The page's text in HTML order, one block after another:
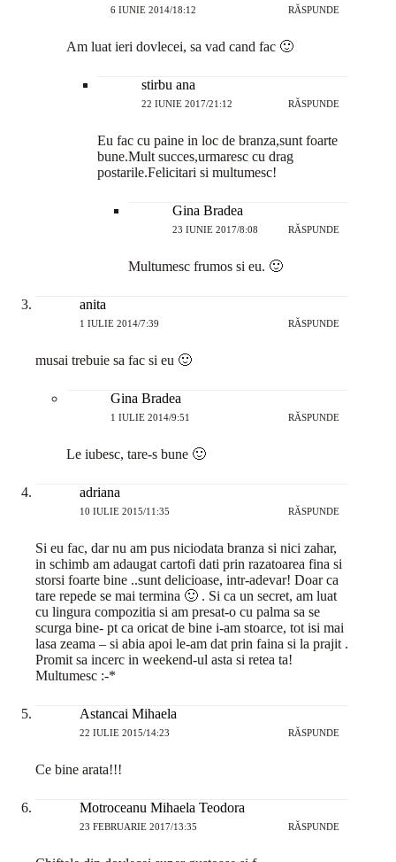
6 IUNIE 2014/18:12 RĂSPUNDE
Am luat ieri dovlecei, sa vad cand fac 🙂
stirbu ana
22 IUNIE 2017/21:12 RĂSPUNDE
Eu fac cu paine in loc de branza,sunt foarte
bune.Mult succes,urmaresc cu drag
postarile.Felicitari si multumesc!
Gina Bradea
23 IUNIE 2017/8:08 RĂSPUNDE
Multumesc frumos si eu. 🙂
anita
1 IULIE 2014/7:39 RĂSPUNDE
musai trebuie sa fac si eu 🙂
Gina Bradea
1 IULIE 2014/9:51 RĂSPUNDE
Le iubesc, tare-s bune 🙂
adriana
10 IULIE 2015/11:35 RĂSPUNDE
Si eu fac, dar nu am pus niciodata branza si nici zahar,
in schimb am adaugat cartofi dati prin razatoarea fina si
storsi foarte bine ..sunt delicioase, intr-adevar! Doar ca
tare repede se mai termina 🙂 . Si ca un secret, am luat
cu lingura compozitia si am presat-o cu palma sa se
scurga bine- pt ca oricat de bine i-am stoarce, tot isi mai
lasa zeama – si abia apoi le-am dat prin faina si la prajit .
Promit sa incerc in weekend-ul asta si retea ta!
Multumesc :-*
Astancai Mihaela
22 IULIE 2015/14:23 RĂSPUNDE
Ce bine arata!!!
Motroceanu Mihaela Teodora
23 FEBRUARIE 2017/13:35 RĂSPUNDE